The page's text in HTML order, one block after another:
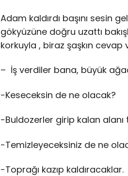
Adam kaldırdı başını sesin
gökyüzüne doğru uzattı
korkuyla , biraz şaşkın cevap
– İş verdiler bana, büyük
-Keseceksin de ne olacak?
-Buldozerler girip kalan alanı
-Temizleyeceksiniz de ne
-Toprağı kazıp kaldıracaklar.